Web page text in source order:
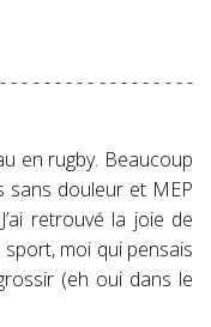
- - - - - - - - - - - - - - - - -
en rugby. Beaucoup
sans douleur et MEP
retrouvé la joie de
moi qui pensais
(eh oui dans le